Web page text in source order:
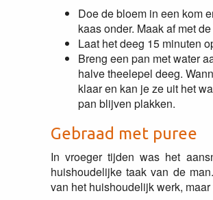
Doe de bloem in een kom
kaas onder. Maak af met
Laat het deeg 15 minuten
Breng een pan met water
halve theelepel deeg.
klaar en kan je ze uit het
pan blijven plakken.
Gebraad met puree
In vroeger tijden was het
huishoudelijke taak van de
van het huishoudelijk werk,